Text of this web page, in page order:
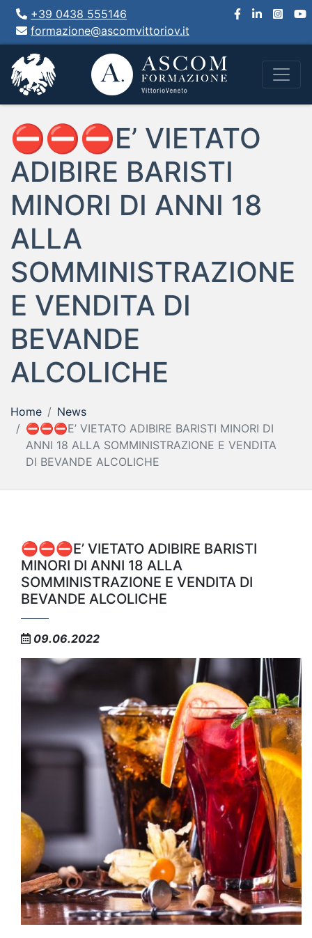
+39 0438 555146
formazione@ascomvittoriov.it
⛔️⛔️⛔️E’ VIETATO
ADIBIRE BARISTI
MINORI DI ANNI 18
ALLA
SOMMINISTRAZIONE
E VENDITA DI
BEVANDE
ALCOLICHE
Home
News
⛔️⛔️⛔️E’ VIETATO ADIBIRE BARISTI MINORI DI
ANNI 18 ALLA SOMMINISTRAZIONE E VENDITA
DI BEVANDE ALCOLICHE
⛔️⛔️⛔️E’ VIETATO ADIBIRE BARISTI
MINORI DI ANNI 18 ALLA
SOMMINISTRAZIONE E VENDITA DI
BEVANDE ALCOLICHE
09.06.2022